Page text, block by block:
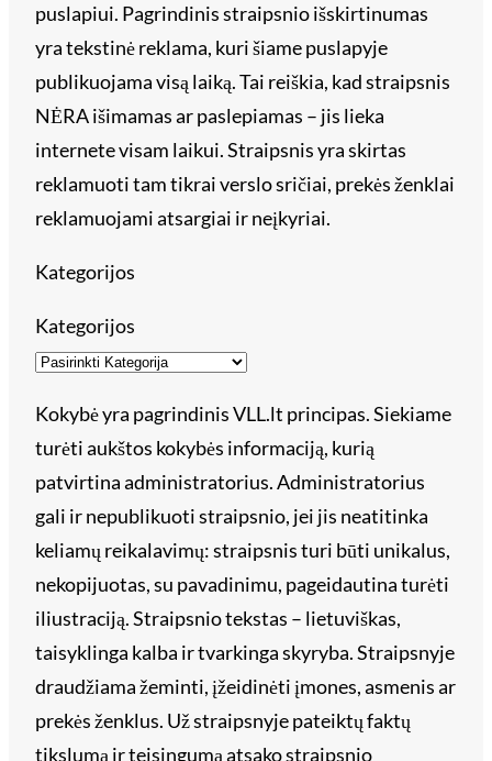
puslapiui. Pagrindinis straipsnio išskirtinumas
yra tekstinė reklama, kuri šiame puslapyje
publikuojama visą laiką. Tai reiškia, kad straipsnis
NĖRA išimamas ar paslepiamas – jis lieka
internete visam laikui. Straipsnis yra skirtas
reklamuoti tam tikrai verslo sričiai, prekės ženklai
reklamuojami atsargiai ir neįkyriai.
Kategorijos
Kategorijos
Kokybė yra pagrindinis VLL.lt principas. Siekiame
turėti aukštos kokybės informaciją, kurią
patvirtina administratorius. Administratorius
gali ir nepublikuoti straipsnio, jei jis neatitinka
keliamų reikalavimų: straipsnis turi būti unikalus,
nekopijuotas, su pavadinimu, pageidautina turėti
iliustraciją. Straipsnio tekstas – lietuviškas,
taisyklinga kalba ir tvarkinga skyryba. Straipsnyje
draudžiama žeminti, įžeidinėti įmones, asmenis ar
prekės ženklus. Už straipsnyje pateiktų faktų
tikslumą ir teisingumą atsako straipsnio